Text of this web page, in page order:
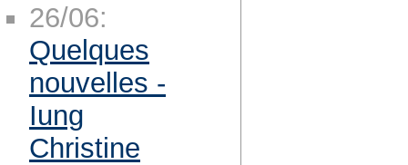
26/06:
Quelques
nouvelles -
Iung
Christine